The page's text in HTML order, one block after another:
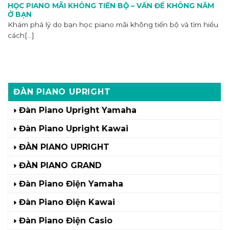
ĐÀN PIANO UPRIGHT
Đàn Piano Upright Yamaha
Đàn Piano Upright Kawai
ĐÀN PIANO UPRIGHT
ĐÀN PIANO GRAND
Đàn Piano Điện Yamaha
Đàn Piano Điện Kawai
Đàn Piano Điện Casio
HỌC PIANO MÃI KHÔNG TIẾN BỘ – VẤN ĐỀ KHÔNG NẰM
Ở BẠN
Khám phá lý do bạn học piano mãi không tiến bộ và tìm hiểu
cách[...]